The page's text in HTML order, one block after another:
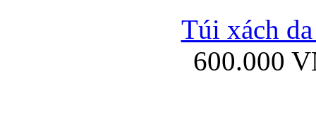
Ốp lưng Samsung
Túi xách
600.000